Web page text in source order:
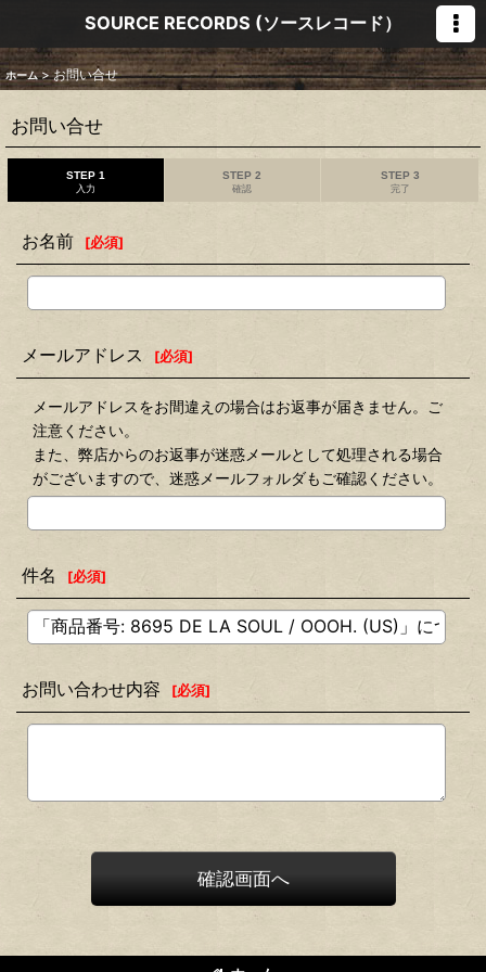
SOURCE RECORDS (ソースレコード）
ホーム > お問い合せ
お問い合せ
STEP 1
入力
STEP 2
確認
STEP 3
完了
お名前 [必須]
メールアドレス [必須]
メールアドレスをお間違えの場合はお返事が届きません。ご
注意ください。
また、弊店からのお返事が迷惑メールとして処理される場合
がございますので、迷惑メールフォルダもご確認ください。
件名 [必須]
お問い合わせ内容 [必須]
確認画面へ